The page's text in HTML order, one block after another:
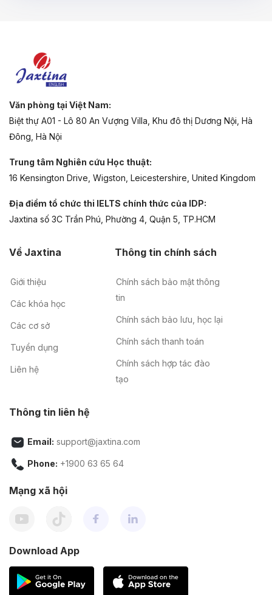
Văn phòng tại Việt Nam:
Biệt thự A01 - Lô 80 An Vượng Villa, Khu đô thị Dương Nội, Hà
Đông, Hà Nội
Trung tâm Nghiên cứu Học thuật:
16 Kensington Drive, Wigston, Leicestershire, United Kingdom
Địa điểm tổ chức thi IELTS chính thức của IDP:
Jaxtina số 3C Trần Phú, Phường 4, Quận 5, TP.HCM
Về Jaxtina
Giới thiệu
Các khóa học
Các cơ sở
Tuyển dụng
Liên hệ
Thông tin chính sách
Chính sách bảo mật thông
tin
Chính sách bảo lưu, học lại
Chính sách thanh toán
Chính sách hợp tác đào
tạo
Thông tin liên hệ
Email: support@jaxtina.com
Phone: +1900 63 65 64
Mạng xã hội
Download App